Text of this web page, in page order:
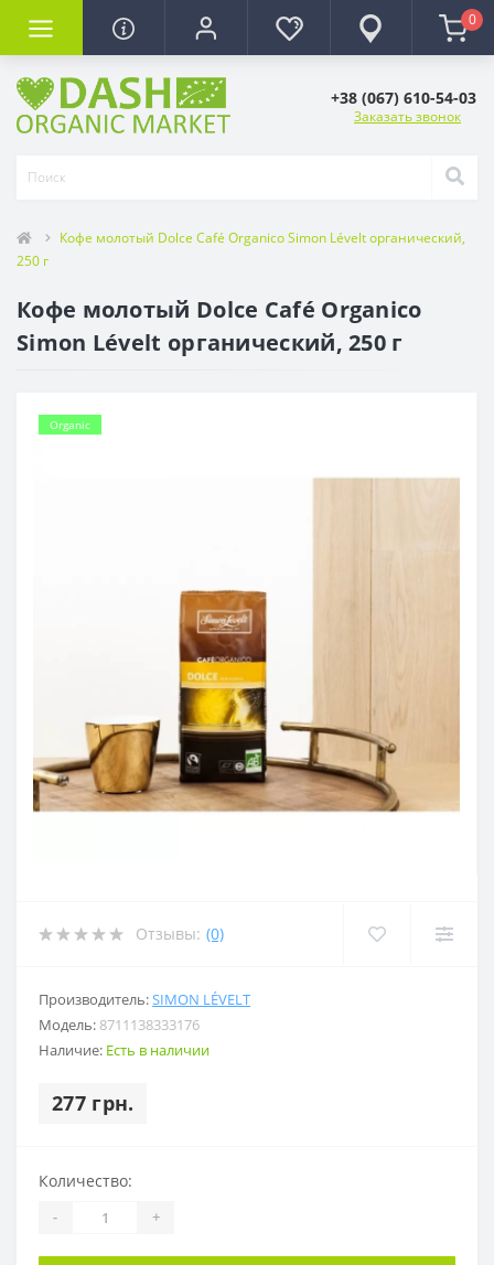
0
+38 (067) 610-54-03
Заказать звонок
Кофе молотый Dolce Café Organico Simon Lévelt органический,
250 г
Кофе молотый Dolce Café Organico
Simon Lévelt органический, 250 г
Organic
Отзывы: (0)
Производитель:SIMON LÉVELT
Модель: 8711138333176
Наличие: Есть в наличии
277 грн.
Количество:
- +